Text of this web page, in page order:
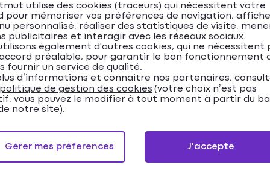
mobilité urbaine et proximité avec la nature. Le
mais la voiture et le scooter restent des moyens de
de montagne environnantes.
assurance auto en ligne
comporte des risques spécifiques qu'il est
difficile et sinistres nécessitent une assurance
utilise des cookies (traceurs) qui nécessitent votre
pour mémoriser vos préférences de navigation,
personnalisé, réaliser des statistiques de visite,
publicitaires et interagir avec les réseaux sociaux.
également d'autres cookies, qui ne nécessitent
préalable, pour garantir le bon fonctionnement
fournir un service de qualité.
d’informations et connaitre nos partenaires,
politique de gestion des cookies (votre choix n’est pas
vous pouvez le modifier à tout moment à partir du
notre site).
Gérer mes préferences J'accepte